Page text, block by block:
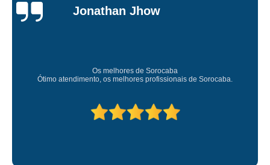
Jonathan Jhow
Os melhores de Sorocaba
Ótimo atendimento, os melhores profissionais de Sorocaba.